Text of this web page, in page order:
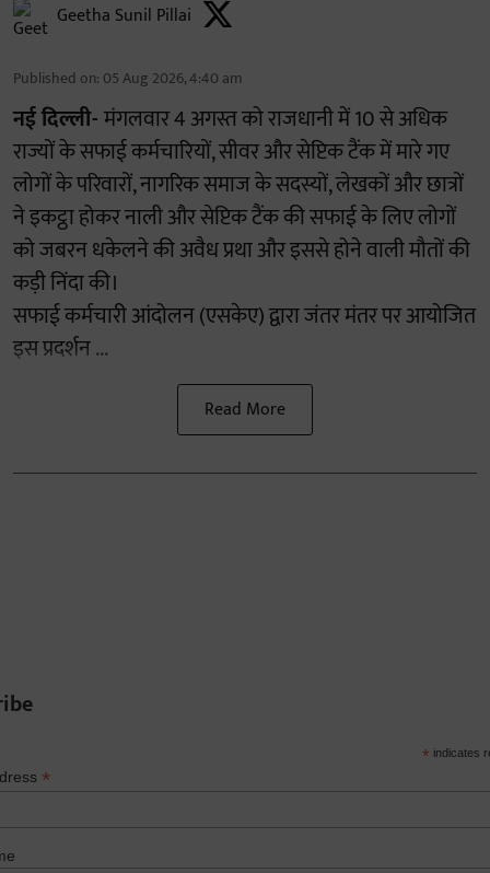
Geetha Sunil Pillai
Published on: 05 Aug 2026, 4:40 am
नई दिल्ली-मंगलवार 4 अगस्त को राजधानी में 10 से अधिक
राज्यों के सफाई कर्मचारियों, सीवर और सेप्टिक टैंक में मारे गए
लोगों के परिवारों, नागरिक समाज के सदस्यों, लेखकों और छात्रों
ने इकट्ठा होकर नाली और सेप्टिक टैंक की सफाई के लिए लोगों
को जबरन धकेलने की अवैध प्रथा और इससे होने वाली मौतों की
कड़ी निंदा की।
सफाई कर्मचारी आंदोलन (एसकेए) द्वारा जंतर मंतर पर आयोजित
इस प्रदर्शन ...
Read More
* indicates
*